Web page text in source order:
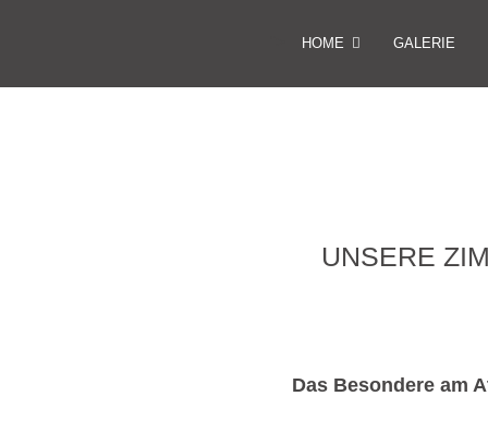
HOME GALERIE
UNSERE
Das Besondere am